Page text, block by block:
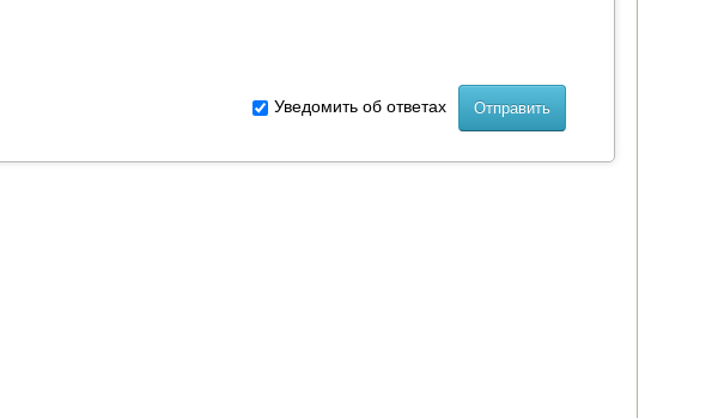
Уведомить об ответах